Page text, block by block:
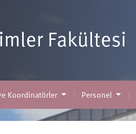
Fakültesi
Koordinatörler Personel